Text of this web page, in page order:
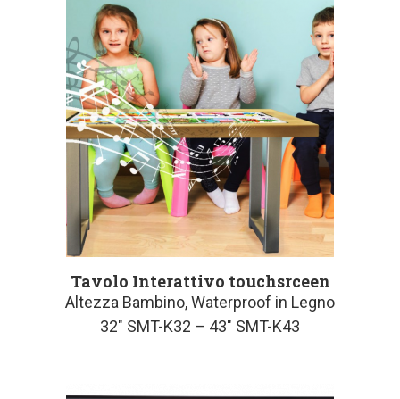
Tavolo Interattivo touchsrceen
Altezza Bambino, Waterproof in Legno
32″ SMT-K32 – 43″ SMT-K43